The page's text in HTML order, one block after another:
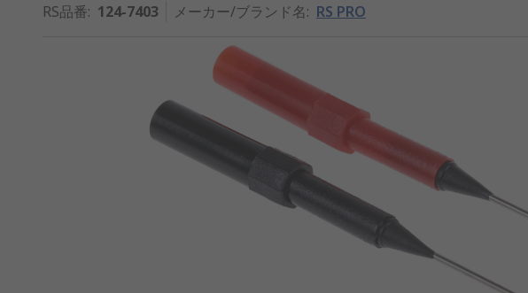
RS品番: 124-7403 メーカー/ブランド名: RS PRO